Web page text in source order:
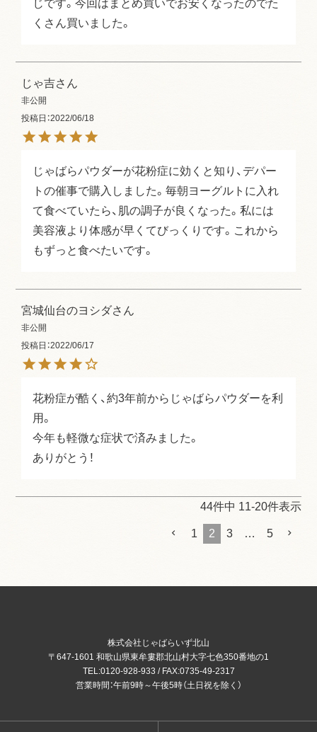
じです。今回はまとめ買いでお安くなったのでた
くさん買いました。
じゃ吉
非公開
投稿日 2022/06/18
じゃばらパウダーが花粉症に効くと知り、デパー
トの催事で購入しました。毎朝ヨーグルトに入れ
て食べていたら、肌の調子が良くなった。私には
美容液より体感が早くてびっくりです。これから
もずっと食べたいです。
宮城仙台のヨシダ
非公開
投稿日 2022/06/17
花粉症が酷く、約3年前からじゃばらパウダーを利
用。
今年も軽微な症状で済みました。
ありがとう！
44件中 11-20件表示
1 2 3 … 5
株式会社じゃばらいず北山
〒647-1601 和歌山県東牟婁郡北山村大字七色350番地の1
TEL:0120-928-933 / FAX:0735-49-2317
営業時間：午前9時～午後5時（土日祝を除く）